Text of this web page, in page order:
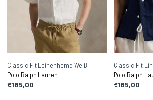
Classic Fit Leinenhemd Weiß
Polo Ralph Lauren
€185,00
Classic Fit
Polo Ralph
€185,00